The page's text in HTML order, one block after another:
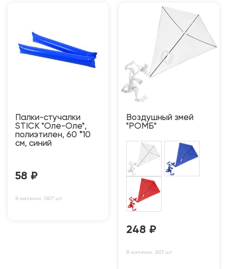
Палки-стучалки
STICK "Оле-Оле",
полиэтилен, 60 *10
см, синий
58 ₽
В наличии: 1507 шт
Воздушный змей
"РОМБ"
248 ₽
В наличии: 2613 шт